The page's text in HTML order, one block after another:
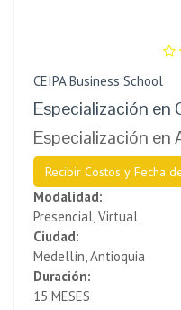
CEIPA Business School
Especialización en
Especialización en
Recibir Costos y Fecha
Modalidad:
Presencial, Virtual
Ciudad:
Medellín, Antioquia
Duración:
15 MESES